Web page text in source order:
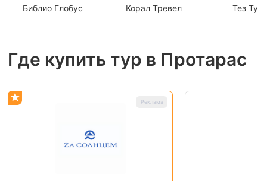
Библио Глобус Корал Тревел Тез Тур
Где купить тур в Протарас